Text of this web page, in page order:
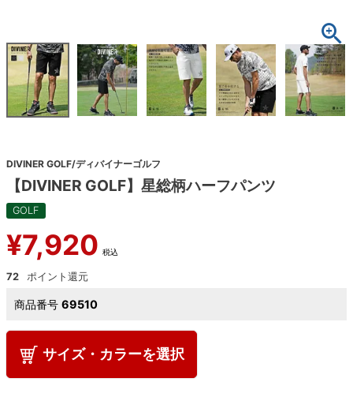
DIVINER GOLF/ディバイナーゴルフ
【DIVINER GOLF】星総柄ハーフパンツ
GOLF
¥7,920 税込
72
商品番号 69510
サイズ・カラーを選択